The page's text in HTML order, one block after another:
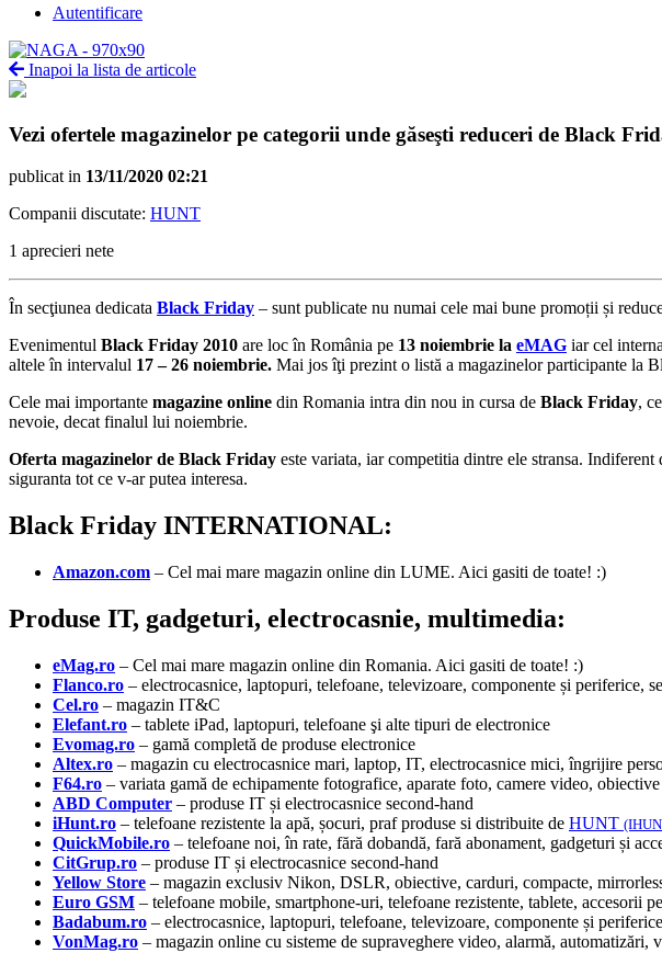
Autentificare
Inapoi la lista de articole
Vezi ofertele magazinelor pe categorii unde găseşti reduceri de Black
publicat in 13/11/2020 02:21
Companii discutate: HUNT
1 aprecieri nete
În secţiunea dedicata Black Friday – sunt publicate nu numai cele mai bune promoții și
Evenimentul Black Friday 2010 are loc în România pe 13 noiembrie la eMAG iar cel
altele în intervalul 17 – 26 noiembrie. Mai jos îţi prezint o listă a magazinelor participante la
Cele mai importante magazine online din Romania intra din nou in cursa de Black Friday,
nevoie, decat finalul lui noiembrie.
Oferta magazinelor de Black Friday este variata, iar competitia dintre ele stransa.
siguranta tot ce v-ar putea interesa.
Black Friday INTERNATIONAL:
Amazon.com – Cel mai mare magazin online din LUME. Aici gasiti de toate! :)
Produse IT, gadgeturi, electrocasnie, multimedia:
eMag.ro – Cel mai mare magazin online din Romania. Aici gasiti de toate! :)
Flanco.ro – electrocasnice, laptopuri, telefoane, televizoare, componente și periferice,
Cel.ro – magazin IT&C
Elefant.ro – tablete iPad, laptopuri, telefoane şi alte tipuri de electronice
Evomag.ro – gamă completă de produse electronice
Altex.ro – magazin cu electrocasnice mari, laptop, IT, electrocasnice mici, îngrijire
F64.ro – variata gamă de echipamente fotografice, aparate foto, camere video,
ABD Computer – produse IT și electrocasnice second-hand
iHunt.ro – telefoane rezistente la apă, șocuri, praf produse si distribuite de HUNT
QuickMobile.ro – telefoane noi, în rate, fără dobandă, fară abonament, gadgeturi și
CitGrup.ro – produse IT și electrocasnice second-hand
Yellow Store – magazin exclusiv Nikon, DSLR, obiective, carduri, compacte,
Euro GSM – telefoane mobile, smartphone-uri, telefoane rezistente, tablete, accesorii
Badabum.ro – electrocasnice, laptopuri, telefoane, televizoare, componente și
VonMag.ro – magazin online cu sisteme de supraveghere video, alarmă, automatizări,